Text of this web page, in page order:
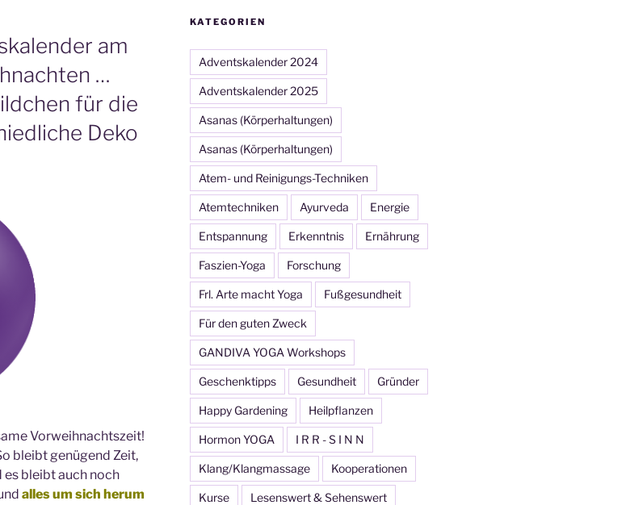
am
…
für die
Deko
Vorweihnachtszeit!
bleibt genügend Zeit,
es bleibt auch noch
alles um sich herum
KATEGORIEN
Adventskalender 2024
Adventskalender 2025
Asanas (Körperhaltungen)
Asanas (Körperhaltungen)
Atem- und Reinigungs-Techniken
Atemtechniken Ayurveda Energie
Entspannung Erkenntnis Ernährung
Faszien-Yoga Forschung
Frl. Arte macht Yoga Fußgesundheit
Für den guten Zweck
GANDIVA YOGA Workshops
Geschenktipps Gesundheit Gründer
Happy Gardening Heilpflanzen
Hormon YOGA I R R - S I N N
Klang/Klangmassage Kooperationen
Kurse Lesenswert & Sehenswert